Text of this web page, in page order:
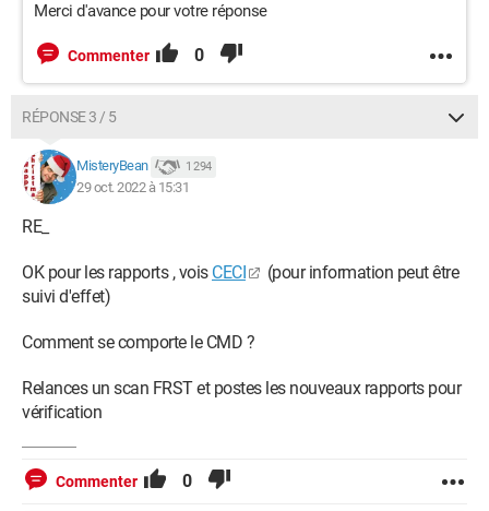
Merci d'avance pour votre réponse
Commenter 0
RÉPONSE 3 / 5
MisteryBean 1 294
29 oct. 2022 à 15:31
RE_
OK pour les rapports , vois CECI
(pour information peut être
suivi d'effet)
Comment se comporte le CMD ?
Relances un scan FRST et postes les nouveaux rapports pour
vérification
Commenter 0